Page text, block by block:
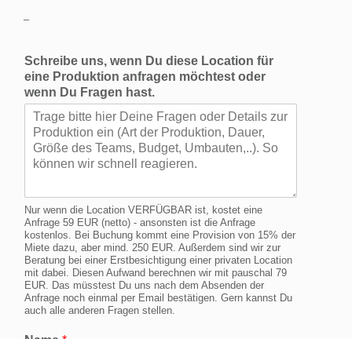
–
Schreibe uns, wenn Du diese Location für
eine Produktion anfragen möchtest oder
wenn Du Fragen hast.
Nur wenn die Location VERFÜGBAR ist, kostet eine
Anfrage 59 EUR (netto) - ansonsten ist die Anfrage
kostenlos. Bei Buchung kommt eine Provision von 15% der
Miete dazu, aber mind. 250 EUR. Außerdem sind wir zur
Beratung bei einer Erstbesichtigung einer privaten Location
mit dabei. Diesen Aufwand berechnen wir mit pauschal 79
EUR. Das müsstest Du uns nach dem Absenden der
Anfrage noch einmal per Email bestätigen. Gern kannst Du
auch alle anderen Fragen stellen.